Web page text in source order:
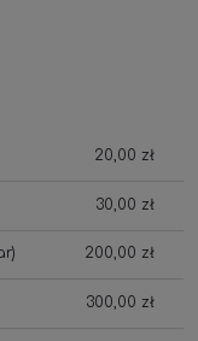
20,00 zł
30,00 zł
200,00 zł
300,00 zł